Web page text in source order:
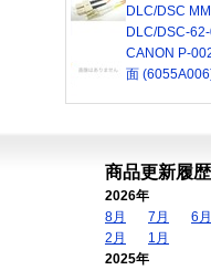
DLC/DSC
DLC/DSC-
CANON P-
面
商品更新履歴
2026年
8月
7月 6月
2月
1月
2025年